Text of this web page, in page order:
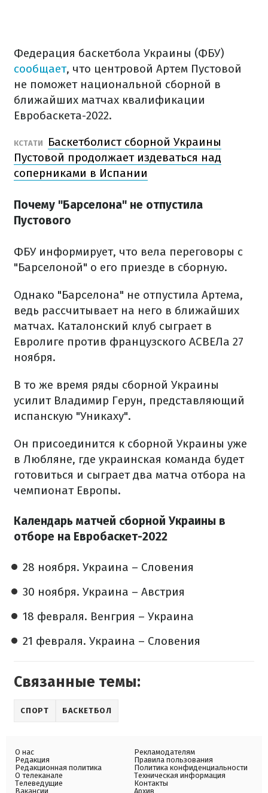
Федерация баскетбола Украины (ФБУ)
сообщает, что центровой Артем Пустовой
не поможет национальной сборной в
ближайших матчах квалификации
Евробаскета-2022.
КСТАТИ
Баскетболист сборной Украины
Пустовой продолжает издеваться над
соперниками в Испании
Почему "Барселона" не отпустила
Пустового
ФБУ информирует, что вела переговоры с
"Барселоной" о его приезде в сборную.
Однако "Барселона" не отпустила Артема,
ведь рассчитывает на него в ближайших
матчах. Каталонский клуб сыграет в
Евролиге против французского АСВЕЛа 27
ноября.
В то же время ряды сборной Украины
усилит Владимир Герун, представляющий
испанскую "Уникаху".
Он присоединится к сборной Украины уже
в Любляне, где украинская команда будет
готовиться и сыграет два матча отбора на
чемпионат Европы.
Календарь матчей сборной Украины в
отборе на Евробаскет-2022
28 ноября. Украина – Словения
30 ноября. Украина – Австрия
18 февраля. Венгрия – Украина
21 февраля. Украина – Словения
Связанные темы:
СПОРТ БАСКЕТБОЛ
О нас
Редакция
Редакционная политика
О телеканале
Телеведущие
Вакансии
Рекламодателям
Правила пользования
Политика конфиденциальности
Техническая информация
Контакты
Архив